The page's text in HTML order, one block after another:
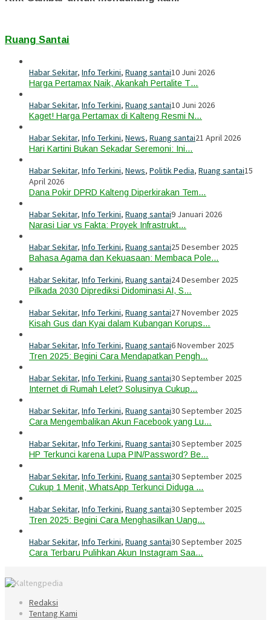
Ruang Santai
Habar Sekitar, Info Terkini, Ruang santai10 Juni 2026
Harga Pertamax Naik, Akankah Pertalite T…
Habar Sekitar, Info Terkini, Ruang santai10 Juni 2026
Kaget! Harga Pertamax di Kalteng Resmi N…
Habar Sekitar, Info Terkini, News, Ruang santai21 April 2026
Hari Kartini Bukan Sekadar Seremoni: Ini…
Habar Sekitar, Info Terkini, News, Politik Pedia, Ruang santai15
April 2026
Dana Pokir DPRD Kalteng Diperkirakan Tem…
Habar Sekitar, Info Terkini, Ruang santai9 Januari 2026
Narasi Liar vs Fakta: Proyek Infrastrukt…
Habar Sekitar, Info Terkini, Ruang santai25 Desember 2025
Bahasa Agama dan Kekuasaan: Membaca Pole…
Habar Sekitar, Info Terkini, Ruang santai24 Desember 2025
Pilkada 2030 Diprediksi Didominasi AI, S…
Habar Sekitar, Info Terkini, Ruang santai27 November 2025
Kisah Gus dan Kyai dalam Kubangan Korups…
Habar Sekitar, Info Terkini, Ruang santai6 November 2025
Tren 2025: Begini Cara Mendapatkan Pengh…
Habar Sekitar, Info Terkini, Ruang santai30 September 2025
Internet di Rumah Lelet? Solusinya Cukup…
Habar Sekitar, Info Terkini, Ruang santai30 September 2025
Cara Mengembalikan Akun Facebook yang Lu…
Habar Sekitar, Info Terkini, Ruang santai30 September 2025
HP Terkunci karena Lupa PIN/Password? Be…
Habar Sekitar, Info Terkini, Ruang santai30 September 2025
Cukup 1 Menit, WhatsApp Terkunci Diduga …
Habar Sekitar, Info Terkini, Ruang santai30 September 2025
Tren 2025: Begini Cara Menghasilkan Uang…
Habar Sekitar, Info Terkini, Ruang santai30 September 2025
Cara Terbaru Pulihkan Akun Instagram Saa…
Redaksi
Tentang Kami